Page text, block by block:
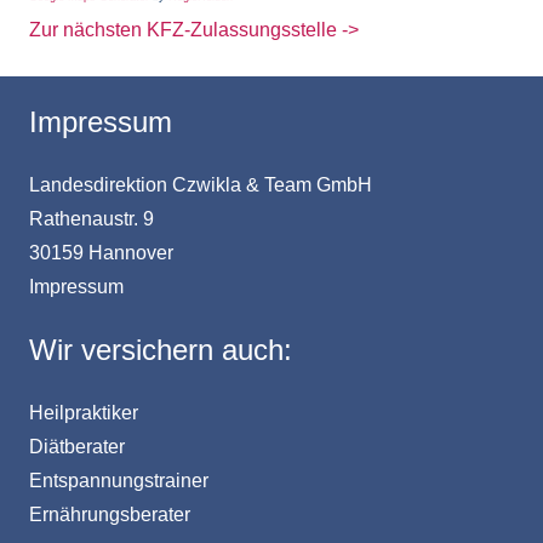
Zur nächsten KFZ-Zulassungsstelle ->
Impressum
Landesdirektion Czwikla & Team GmbH
Rathenaustr. 9
30159 Hannover
Impressum
Wir versichern auch:
Heilpraktiker
Diätberater
Entspannungstrainer
Ernährungsberater